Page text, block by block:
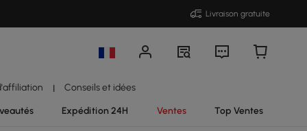
Livraison gratuite
| Conseils et idées
Expédition 24H Ventes Top Ventes